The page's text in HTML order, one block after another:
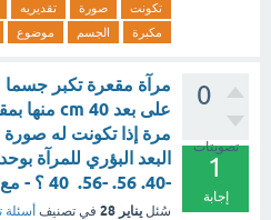
تكونت
صورة تقديريه
مكبرة
الجسم موضوع
0
تصويتات
1
إجابة
مرآة مقعرة تكبر
مرة إذا تكونت له صورة
-40. 56. -56. 40 ؟ - مع الشرح
سُئل يناير 28 في تصنيف أسئلة